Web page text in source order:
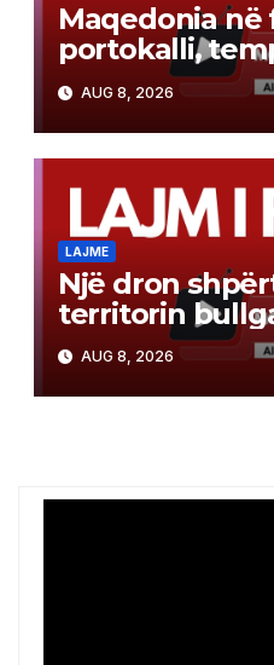
Maqedonia në
portokalli,
në 40°C, ISHP
rekomandime
shëndetësore
AUG 8, 2026
LAJME
Një dron
territorin
pranë
ballkanik,
AUG 8, 2026